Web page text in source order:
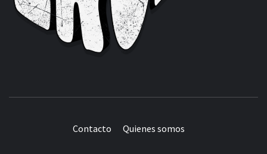
Contacto Quienes somos